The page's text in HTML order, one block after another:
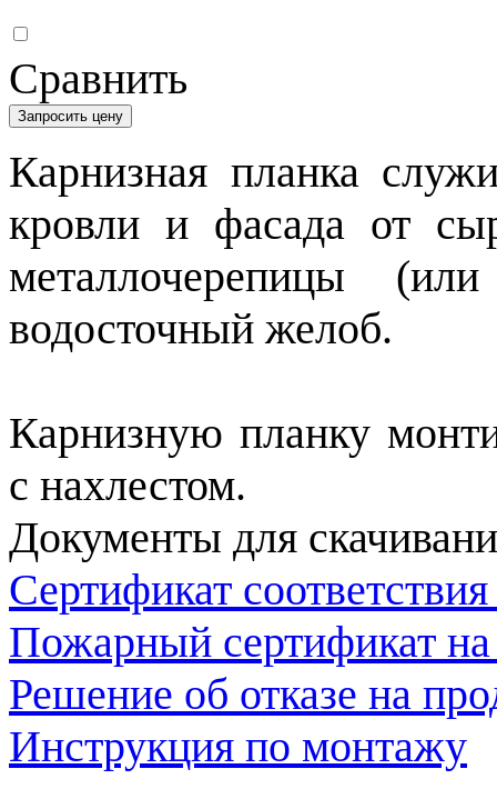
Сравнить
Запросить цену
Карнизная планка
кровли и фасада от
металлочерепицы
водосточный желоб.
Карнизную планку
с нахлестом.
Документы для
Сертификат
Пожарный сертификат
Решение об отказе на
Инструкция по монтажу